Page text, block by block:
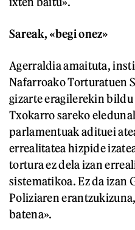
Sareak, «begi onez»
Agerraldia amaituta,
Nafarroako Torturatuen
gizarte eragilerekin
Txokarro sareko
parlamentuak adituei
errealitatea hizpide
tortura ez dela izan
sistematikoa. Ez da izan
Poliziaren
batena».